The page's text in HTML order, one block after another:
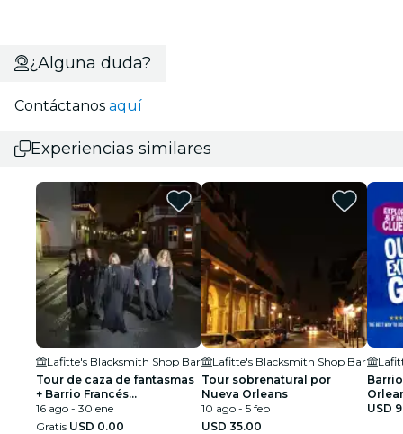
¿Alguna duda?
Contáctanos aquí
Experiencias similares
Lafitte's Blacksmith Shop Bar
Tour de caza de fantasmas
+ Barrio Francés
sobrenatural: fantasmas,
vudú y fenómenos
16 ago - 30 ene
Gratis USD 0.00
Lafitte's Blacksmith Shop Bar
Tour sobrenatural por
Nueva Orleans
10 ago - 5 feb
USD 35.00
USD